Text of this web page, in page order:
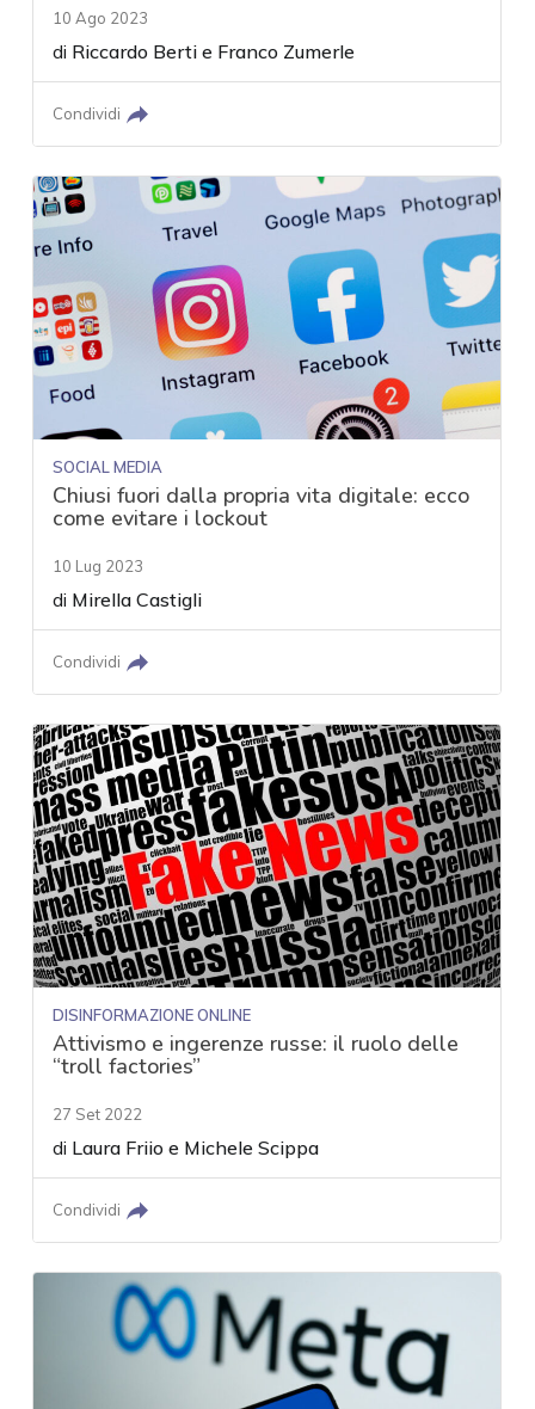
10 Ago 2023
di Riccardo Berti e Franco Zumerle
Condividi
SOCIAL MEDIA
Chiusi fuori dalla propria vita digitale: ecco
come evitare i lockout
10 Lug 2023
di Mirella Castigli
Condividi
DISINFORMAZIONE ONLINE
Attivismo e ingerenze russe: il ruolo delle
“troll factories”
27 Set 2022
di Laura Friio e Michele Scippa
Condividi